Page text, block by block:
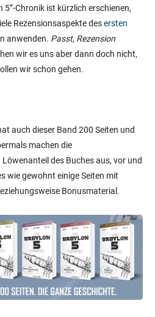
5”-Chronik ist kürzlich erschienen,
Rezensionsaspekte desersten
anwenden. Passt, Rezension
wir es uns aber dann doch nicht,
wir schon gehen.
auch dieser Band 200 Seiten und
machen die
des Buches aus, vor und
wie gewohnt einige Seiten mit
Bonusmaterial.